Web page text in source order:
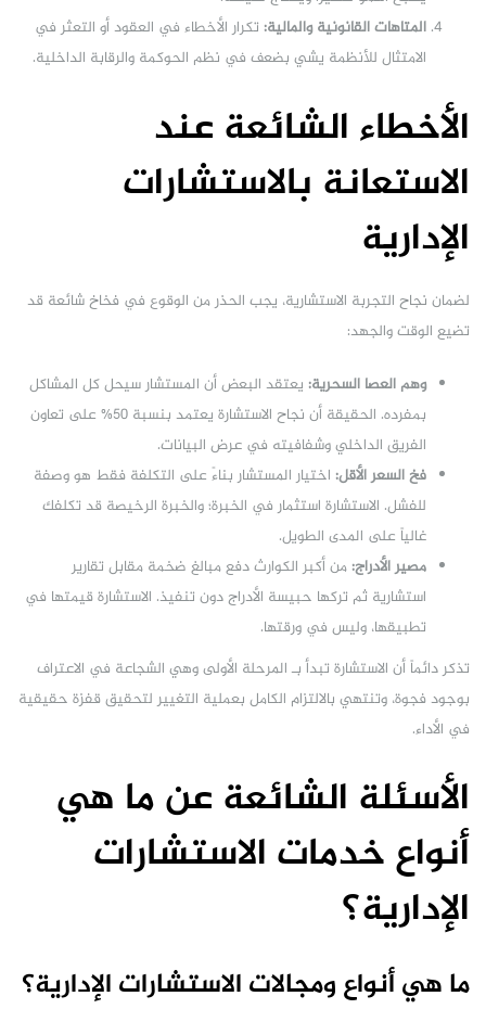
المتاهات القانونية والمالية: تكرار الأخطاء في العقود أو التعثر في
الامتثال للأنظمة يشي بضعف في نظم الحوكمة والرقابة الداخلية.
الأخطاء الشائعة عند
الاستعانة بالاستشارات
الإدارية
لضمان نجاح التجربة الاستشارية، يجب الحذر من الوقوع في فخاخ شائعة قد
تضيع الوقت والجهد:
وهم العصا السحرية: يعتقد البعض أن المستشار سيحل كل المشاكل
بمفرده. الحقيقة أن نجاح الاستشارة يعتمد بنسبة 50% على تعاون
الفريق الداخلي وشفافيته في عرض البيانات.
فخ السعر الأقل: اختيار المستشار بناءً على التكلفة فقط هو وصفة
للفشل. الاستشارة استثمار في الخبرة؛ والخبرة الرخيصة قد تكلفك
غالياً على المدى الطويل.
مصير الأدراج:من أكبر الكوارث دفع مبالغ ضخمة مقابل تقارير
استشارية ثم تركها حبيسة الأدراج دون تنفيذ. الاستشارة قيمتها في
تطبيقها، وليس في ورقتها.
تذكر دائماً أن الاستشارة تبدأ بـ المرحلة الأولى وهي الشجاعة في الاعتراف
بوجود فجوة، وتنتهي بالالتزام الكامل بعملية التغيير لتحقيق قفزة حقيقية
في الأداء.
الأسئلة الشائعة عن ما هي
أنواع خدمات الاستشارات
الإدارية؟
ما هي أنواع ومجالات الاستشارات الإدارية؟